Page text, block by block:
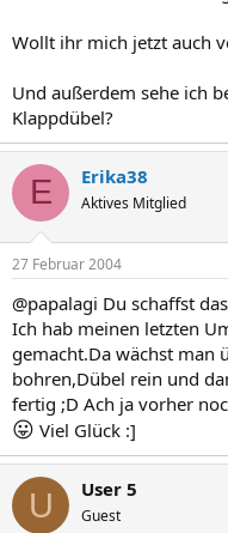
Wollt ihr mich jetzt auch
Und außerdem sehe ich
Klappdübel?
E Erika38
Aktives Mitglied
27 Februar 2004
@papalagi Du schaffst
Ich hab meinen letzten
gemacht.Da wächst man
bohren,Dübel rein und
fertig ;D Ach ja vorher
😛 Viel Glück :]
U User 5
Guest